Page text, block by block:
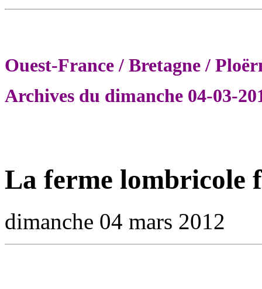
Ouest-France / Bretagne /
Archives du dimanche 04-03-
La ferme lombricole
dimanche 04 mars 2012